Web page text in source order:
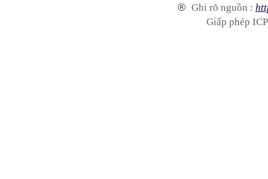
® Ghi rõ nguồn :
Giấp phép